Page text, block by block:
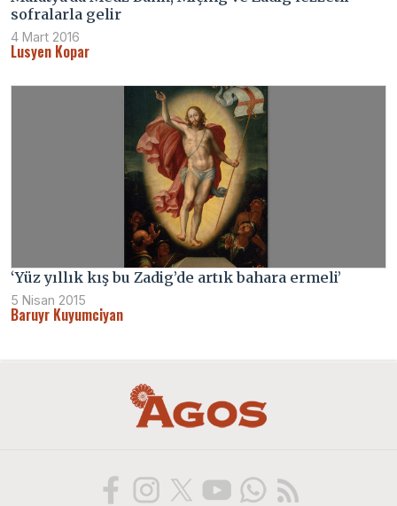
sofralarla gelir
4 Mart 2016
Lusyen Kopar
‘Yüz yıllık kış bu Zadig’de artık bahara ermeli’
5 Nisan 2015
Baruyr Kuyumciyan